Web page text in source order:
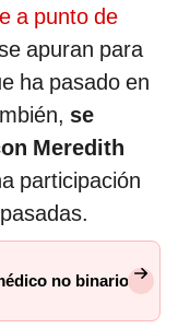
a punto de
apuran para
ha pasado en
se
Meredith
participación
no binario